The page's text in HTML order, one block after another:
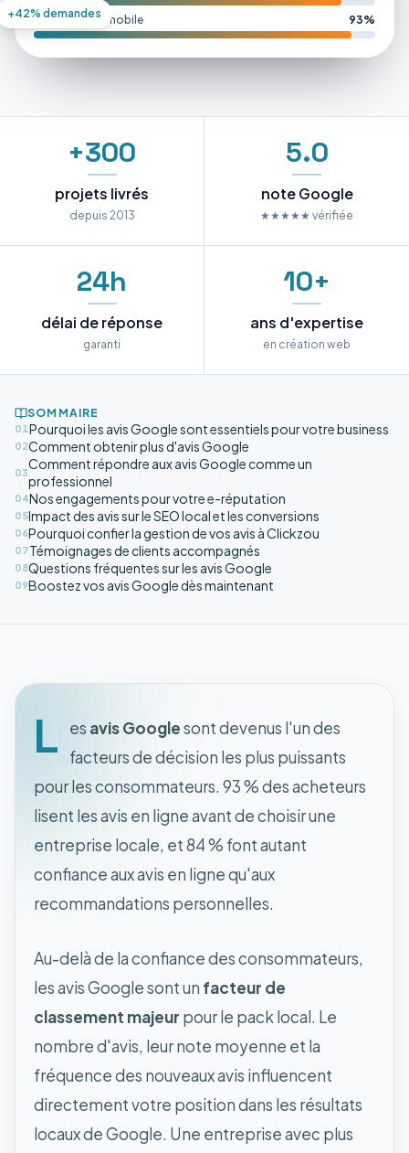
Performance mobile 93%
+42% demandes
+300
projets livrés
depuis 2013
5.0
note Google
★★★★★ vérifiée
24h
délai de réponse
garanti
10+
ans d'expertise
en création web
SOMMAIRE
01Pourquoi les avis Google sont essentiels pour votre business
02Comment obtenir plus d'avis Google
03
Comment répondre aux avis Google comme un
professionnel
04Nos engagements pour votre e-réputation
05Impact des avis sur le SEO local et les conversions
06Pourquoi confier la gestion de vos avis à Clickzou
07Témoignages de clients accompagnés
08Questions fréquentes sur les avis Google
09Boostez vos avis Google dès maintenant
L es avis Googlesont devenus l'un des
facteurs de décision les plus puissants
pour les consommateurs. 93 % des acheteurs
lisent les avis en ligne avant de choisir une
entreprise locale, et 84 % font autant
confiance aux avis en ligne qu'aux
recommandations personnelles.
Au-delà de la confiance des consommateurs,
les avis Google sont un facteur de
classement majeur pour le pack local. Le
nombre d'avis, leur note moyenne et la
fréquence des nouveaux avis influencent
directement votre position dans les résultats
locaux de Google. Une entreprise avec plus